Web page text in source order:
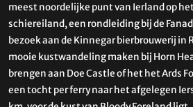
meest noordelijke punt van Ierland op
schiereiland, een rondleiding bij de
bezoek aan de Kinnegar bierbrouwerij in
mooie kustwandeling maken bij Horn
brengen aan Doe Castle of het het Ards
een tocht per ferry naar het afgelegen